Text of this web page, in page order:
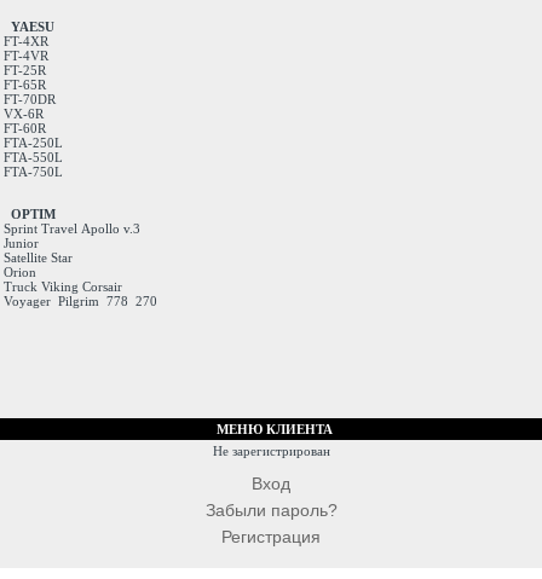
YAESU
FT-4XR
FT-4VR
FT-25R
FT-65R
FT-70DR
VX-6R
FT-60R
FTA-250L
FTA-550L
FTA-750L
OPTIM
Sprint Travel Apollo v.3
Junior
Satellite Star
Orion
Truck Viking Corsair
Voyager Pilgrim 778 270
МЕНЮ КЛИЕНТА
Не зарегистрирован
Вход
Забыли пароль?
Регистрация